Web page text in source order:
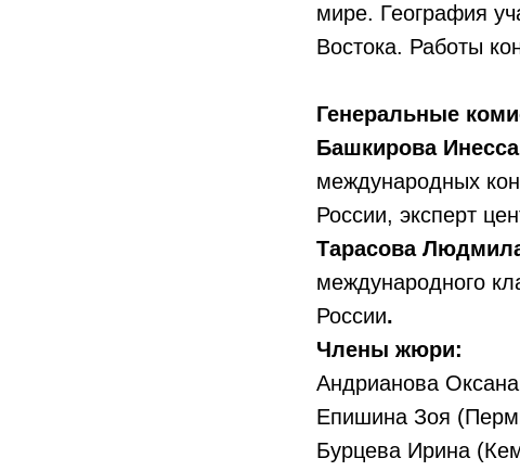
мире. География
Востока. Работы
Генеральные
Башкирова
международных
России, эксперт
Тарасова
международного
России.
Члены жюри:
Андрианова
Епишина Зоя
Бурцева Ирина